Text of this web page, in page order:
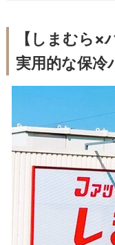
【しまむら×
実用的な保冷